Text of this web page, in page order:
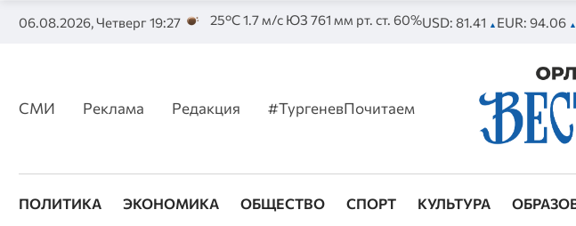
06.08.2026, Четверг 19:27 25°C 1.7 м/с ЮЗ 761 мм рт. ст. 60%USD: 81.41 ▲ EUR: 94.06 ▲
СМИ Реклама Редакция #ТургеневПочитаем
ПОЛИТИКА ЭКОНОМИКА ОБЩЕСТВО СПОРТ КУЛЬТУРА